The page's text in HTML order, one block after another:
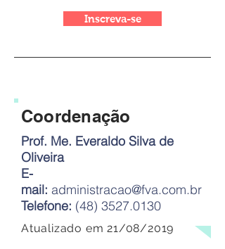
Inscreva-se
Coordenação
Prof. Me. Everaldo Silva de
Oliveira
E-
mail: administracao@fva.com.br
Telefone: (48) 3527.0130
Atualizado em 21/08/2019